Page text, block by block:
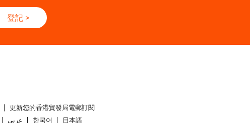
登記>
更新您的香港貿發局電郵訂閱
عربى 한국어 日本語